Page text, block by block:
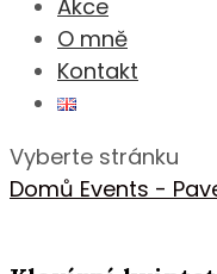
Akce
O mně
Kontakt
Vyberte stránku
Domů Events -